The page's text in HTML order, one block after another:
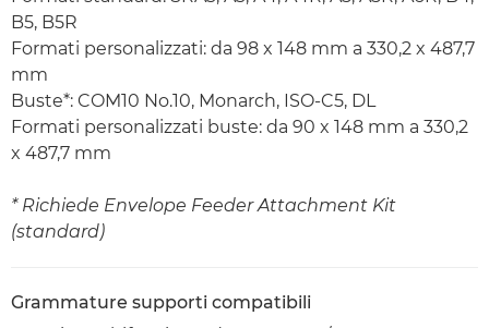
B5, B5R
Formati personalizzati: da 98 x 148 mm a 330,2 x 487,7
mm
Buste*: COM10 No.10, Monarch, ISO-C5, DL
Formati personalizzati buste: da 90 x 148 mm a 330,2
x 487,7 mm
* Richiede Envelope Feeder Attachment Kit
(standard)
Grammature supporti compatibili